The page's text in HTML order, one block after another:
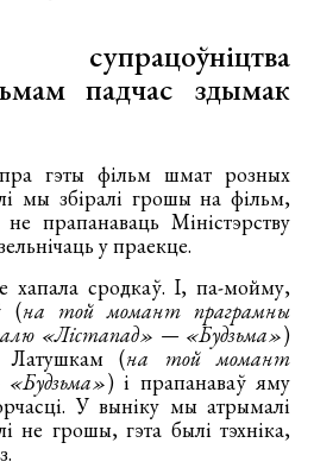
падчас здымак
гэты фільм шмат розных
мы збіралі грошы на фільм,
прапанаваць Міністэрству
у праекце.
хапала сродкаў. І, па-мойму,
(на той момант праграмны
«Лістапад» — «Будзьма»)
Латушкам (на той момант
) і прапанаваў яму
У выніку мы атрымалі
не грошы, гэта былі тэхніка,